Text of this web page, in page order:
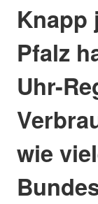
Knapp
Pfalz
Uhr-
wie